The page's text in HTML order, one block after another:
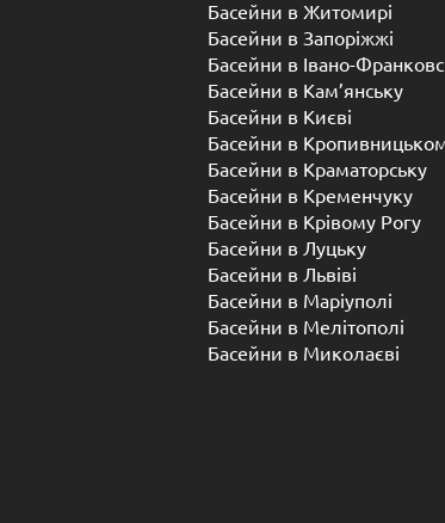
басейнів
статус
Так як
дає на
вуличного
гірських
сильними
гладку
умовах,
метрів.
Він
Чаші
котедж,
і монтаж
Адже
тепла.
Завдяки додатковому
потрібно спеціальної
басейну вдвічі.
Вирішили купити
що відповідає
не несете додаткові
Товщина стінок
повністю відповідає
українських, що
Стійкість до рухів ґрунту і
Додатковий шар
процесів протягом
Гарантія від заводу-
Колір покриття,
повністю повторює
Гавайських островів.
Працюємо по всій Україні,
Дніпро, Запоріжжя, Львів.